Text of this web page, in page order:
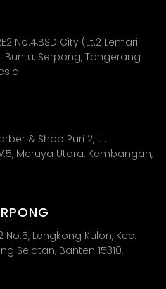
No.4,BSD City (Lt.2 Lemari
Buntu, Serpong, Tangerang
& Shop Puri 2, Jl.
Meruya Utara, Kembangan,
No.5, Lengkong Kulon, Kec.
Selatan, Banten 15310,